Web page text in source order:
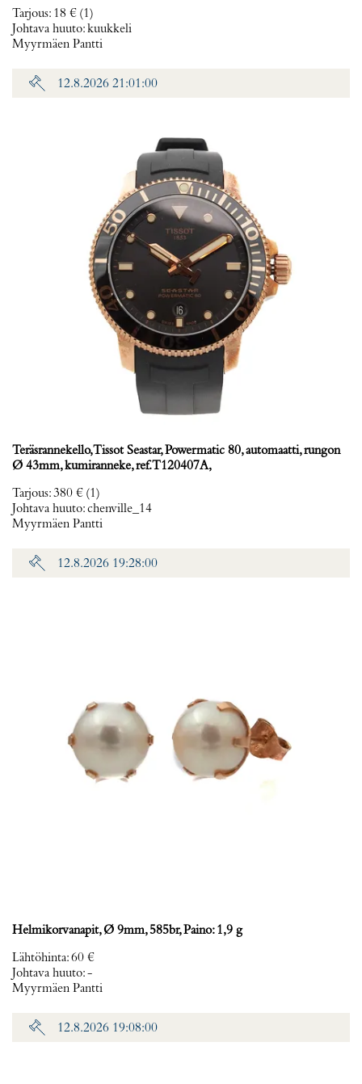
Tarjous: 18 € (1)
Johtava huuto:kuukkeli
Myyrmäen Pantti
12.8.2026 21:01:00
Teräsrannekello, Tissot Seastar, Powermatic 80, automaatti, rungon
Ø 43mm, kumiranneke, ref. T120407A,
Tarjous:380 € (1)
Johtava huuto:chenville_14
Myyrmäen Pantti
12.8.2026 19:28:00
Helmikorvanapit, Ø 9mm, 585br, Paino: 1,9 g
Lähtöhinta:60 €
Johtava huuto:-
Myyrmäen Pantti
12.8.2026 19:08:00